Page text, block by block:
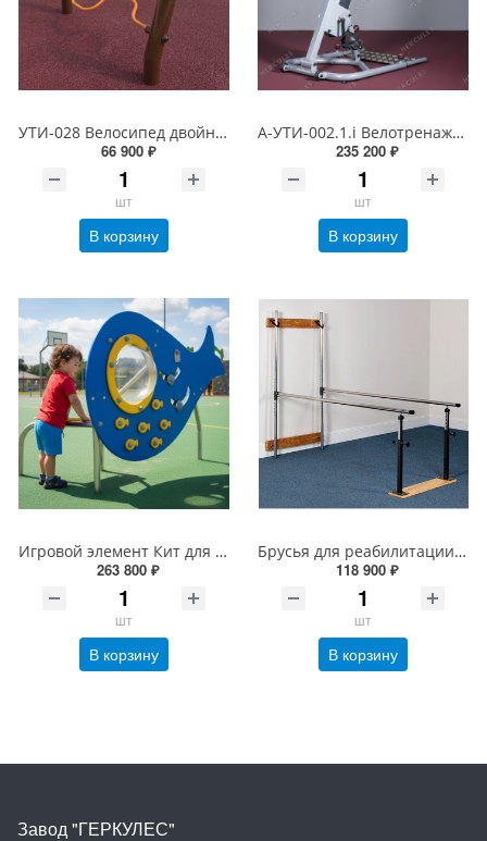
УТИ-028 Велосипед двойной
66 900 ₽
шт
В корзину
А-УТИ-002.1.i Велотренажер для восстановления опорно-двигательного аппарата Манупед
235 200 ₽
шт
В корзину
Игровой элемент Кит для развития тактильных навыков
263 800 ₽
шт
В корзину
Брусья для реабилитации складные
118 900 ₽
шт
В корзину
Завод "ГЕРКУЛЕС"